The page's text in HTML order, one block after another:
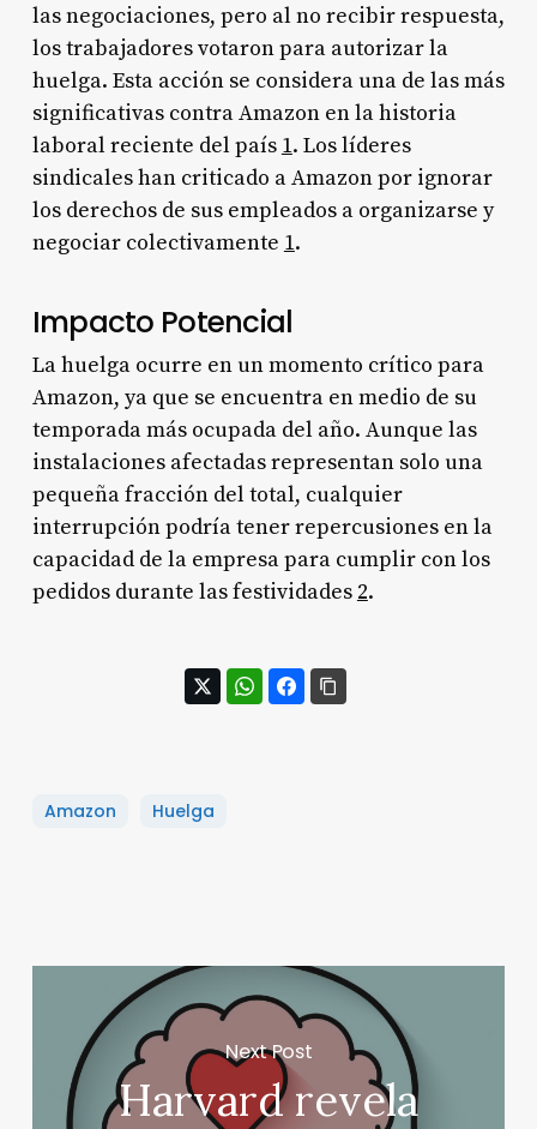
las negociaciones, pero al no recibir respuesta,
los trabajadores votaron para autorizar la
huelga. Esta acción se considera una de las más
significativas contra Amazon en la historia
laboral reciente del país 1. Los líderes
sindicales han criticado a Amazon por ignorar
los derechos de sus empleados a organizarse y
negociar colectivamente 1.
Impacto Potencial
La huelga ocurre en un momento crítico para
Amazon, ya que se encuentra en medio de su
temporada más ocupada del año. Aunque las
instalaciones afectadas representan solo una
pequeña fracción del total, cualquier
interrupción podría tener repercusiones en la
capacidad de la empresa para cumplir con los
pedidos durante las festividades 2.
Amazon Huelga
Next Post
Harvard revela